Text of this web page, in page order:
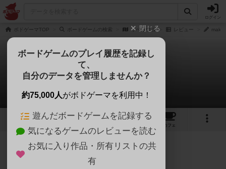
ログイン
ボドゲーマTOP ボードゲームの検索 リベリウム レビュー
リベリウム
makoto yukiさんのレビュー
8 5
カフェ
195名 1名 0 約9年前
閉じる
ボードゲームのプレイ履歴を記録し
て、
自分のデータを管理しませんか？
約75,000人がボドゲーマを利用中！
遊んだボードゲームを記録する
気になるゲームのレビューを読む
お気に入り作品・所有リストの共
有